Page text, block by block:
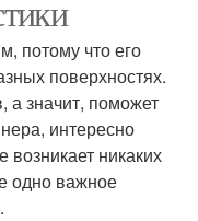
потому что его
поверхностях.
а значит, поможет
интересно
никаких
одно важное